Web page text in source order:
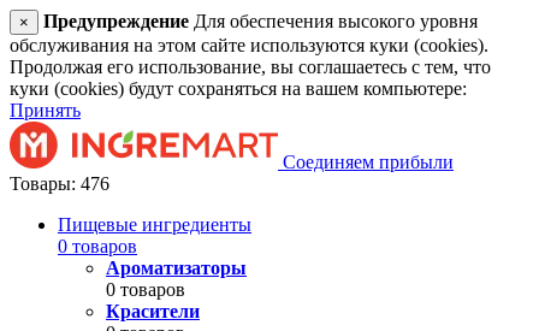
× Предупреждение Для обеспечения высокого уровня
обслуживания на этом сайте используются куки (cookies).
Продолжая его использование, вы соглашаетесь с тем, что
куки (cookies) будут сохраняться на вашем компьютере:
Принять
Соединяем прибыли
Товары: 476
Пищевые ингредиенты
0 товаров
Ароматизаторы
0 товаров
Красители